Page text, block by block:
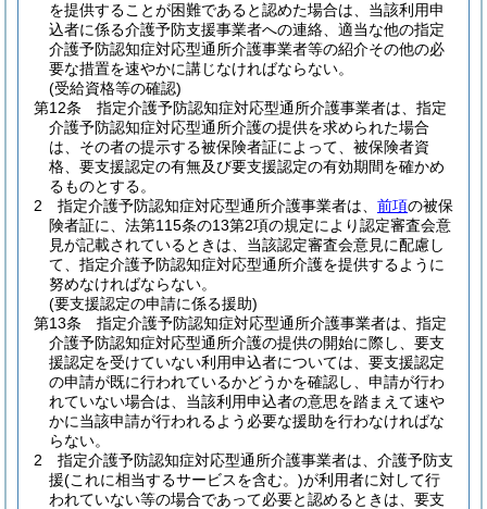
を提供することが困難であると認めた場合は、当該利用申
込者に係る介護予防支援事業者への連絡、適当な他の指定
介護予防認知症対応型通所介護事業者等の紹介その他の必
要な措置を速やかに講じなければならない。
(受給資格等の確認)
第12条
指定介護予防認知症対応型通所介護事業者は、指定
介護予防認知症対応型通所介護の提供を求められた場合
は、その者の提示する被保険者証によって、被保険者資
格、要支援認定の有無及び要支援認定の有効期間を確かめ
るものとする。
2
指定介護予防認知症対応型通所介護事業者は、 前項の被保
険者証に、法第115条の13第2項の規定により認定審査会意
見が記載されているときは、当該認定審査会意見に配慮し
て、指定介護予防認知症対応型通所介護を提供するように
努めなければならない。
(要支援認定の申請に係る援助)
第13条
指定介護予防認知症対応型通所介護事業者は、指定
介護予防認知症対応型通所介護の提供の開始に際し、要支
援認定を受けていない利用申込者については、要支援認定
の申請が既に行われているかどうかを確認し、申請が行わ
れていない場合は、当該利用申込者の意思を踏まえて速や
かに当該申請が行われるよう必要な援助を行わなければな
らない。
2
指定介護予防認知症対応型通所介護事業者は、介護予防支
援(これに相当するサービスを含む。)が利用者に対して行
われていない等の場合であって必要と認めるときは、要支